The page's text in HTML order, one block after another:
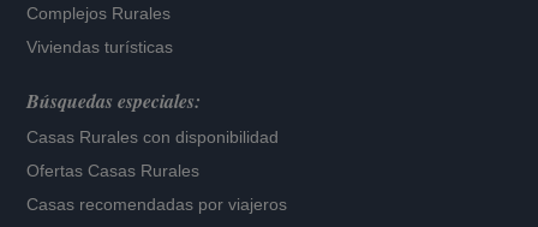
Complejos Rurales
Viviendas turísticas
Búsquedas especiales:
Casas Rurales con disponibilidad
Ofertas Casas Rurales
Casas recomendadas por viajeros